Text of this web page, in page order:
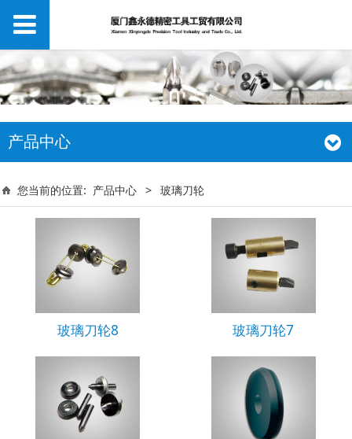
产品中心
您当前的位置: 产品中心 > 玻璃刀轮
玻璃刀轮8 玻璃刀轮7